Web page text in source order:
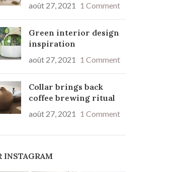
août 27, 2021 1 Comment
Green interior design
inspiration
août 27, 2021 1 Comment
Collar brings back
coffee brewing ritual
août 27, 2021 1 Comment
INSTAGRAM